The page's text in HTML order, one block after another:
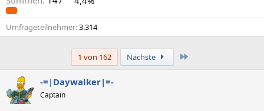
Umfrageteilnehmer 3.314
1 von 162 Nächste
-=|Daywalker|=-
Captain